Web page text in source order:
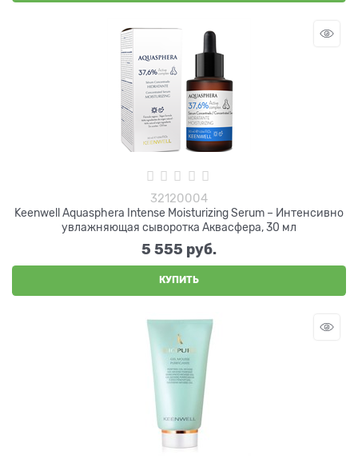
32120004
Keenwell Aquasphera Intense Moisturizing Serum – Интенсивно
увлажняющая сыворотка Аквасфера, 30 мл
5 555 руб.
КУПИТЬ